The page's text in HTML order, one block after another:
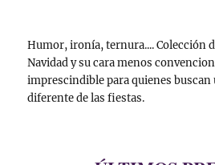
Humor, ironía, ternura.... Colección
Navidad y su cara menos
imprescindible para quienes buscan
diferente de las fiestas.